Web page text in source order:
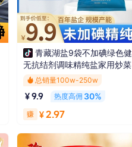
加选品车 加橱窗
青藏湖盐9袋不加碘绿色
无抗结剂调味精纯盐家用炒
汤自然
总销量100w-250w
￥9.9 热度高佣 30%
赚 ￥ 2.97